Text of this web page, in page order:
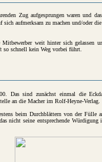
Zug aufgesprungen waren und
aufmerksam zu machen und/oder die
weit hinter sich gelassen
so schnell kein Weg vorbei führt.
Das sind zunächst einmal die
an die Macher im Rolf-Heyne-Verlag.
beim Durchblättern von der Fülle
nicht seine entsprechende Würdigung